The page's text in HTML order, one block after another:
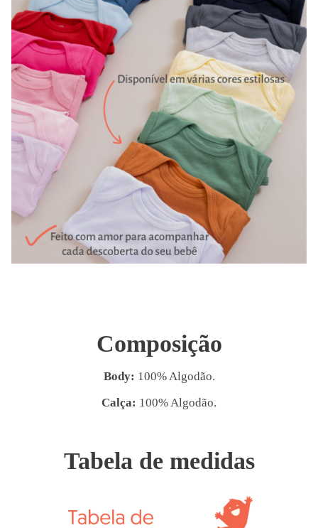
Composição
Body: 100% Algodão.
Calça: 100% Algodão.
Tabela de medidas